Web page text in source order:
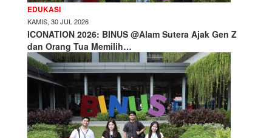
EDUKASI
KAMIS, 30 JUL 2026
ICONATION 2026: BINUS @Alam Sutera Ajak Gen Z
dan Orang Tua Memilih…